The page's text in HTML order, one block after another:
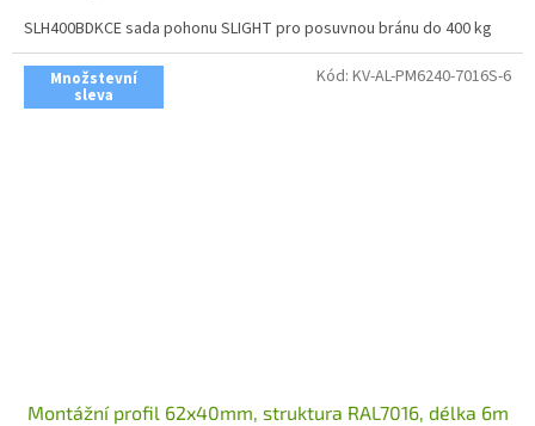
SLH400BDKCE sada pohonu SLIGHT pro posuvnou bránu do 400 kg
Množstevní
sleva
Montážní profil 62x40mm, struktura RAL7016, délka 6m
Kód: KV-AL-PM6240-7016S-6